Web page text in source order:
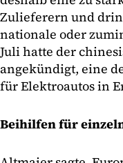
Zulieferern und
nationale oder
Juli hatte der
angekündigt, eine
für Elektroautos in
Beihilfen für